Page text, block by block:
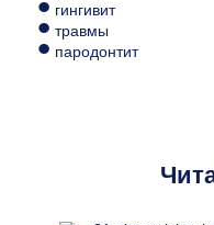
гингивит
травмы
пародонтит